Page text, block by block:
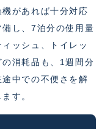
があれば十分対応
し、7泊分の使用量
ッシュ、トイレッ
消耗品も、1週間分
中での不便さを解
す。